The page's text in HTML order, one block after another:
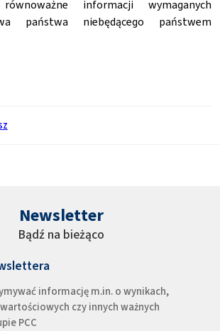
informacji wymaganych
państwa niebędącego państwem
Newsletter
Bądź na bieżąco
informację m.in. o wynikach,
czy innych ważnych
PCC